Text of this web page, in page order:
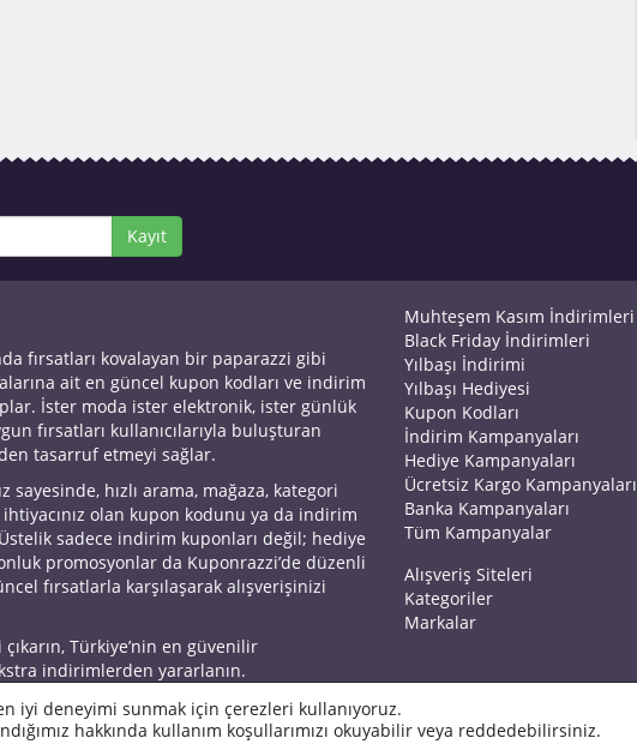
Kayıt
fırsatları kovalayan bir paparazzi gibi
ait en güncel kupon kodları ve indirim
İster moda ister elektronik, ister günlük
fırsatları kullanıcılarıyla buluşturan
tasarruf etmeyi sağlar.
sayesinde, hızlı arama, mağaza, kategori
olan kupon kodunu ya da indirim
sadece indirim kuponları değil; hediye
promosyonlar da Kuponrazzi’de düzenli
fırsatlarla karşılaşarak alışverişinizi
Türkiye’nin en güvenilir
indirimlerden yararlanın.
Muhteşem Kasım İndirimleri
Black Friday İndirimleri
Yılbaşı İndirimi
Yılbaşı Hediyesi
Kupon Kodları
İndirim Kampanyaları
Hediye Kampanyaları
Ücretsiz Kargo Kampanyaları
Banka Kampanyaları
Tüm Kampanyalar
Alışveriş Siteleri
Kategoriler
Markalar
iyi deneyimi sunmak için çerezleri kullanıyoruz.
hakkında kullanım koşullarımızı okuyabilir veya reddedebilirsiniz.